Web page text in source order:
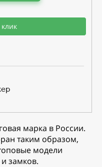
марка в России.
таким образом,
модели
замков.